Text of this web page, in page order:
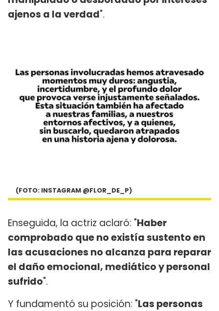
ajenos a la verdad".
(FOTO: INSTAGRAM @FLOR_DE_P)
Enseguida, la actriz aclaró: "Haber
comprobado que no existía sustento en
las acusaciones no alcanza para reparar
el daño emocional, mediático y personal
sufrido".
Y fundamentó su posición: "Las personas